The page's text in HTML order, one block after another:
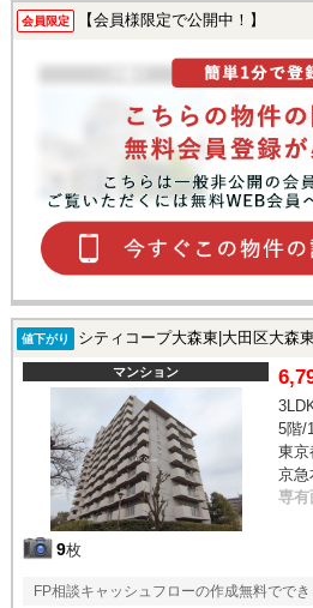
会員限定 【会員様限定で公開中！】
値下がり シティコープ大森東|大田区大森
マンション
9枚
5階/
東京
京急
専有
FP相談キャッシュフローの作成無料ででき